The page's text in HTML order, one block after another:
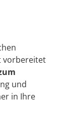
vorbereitet
und
in Ihre